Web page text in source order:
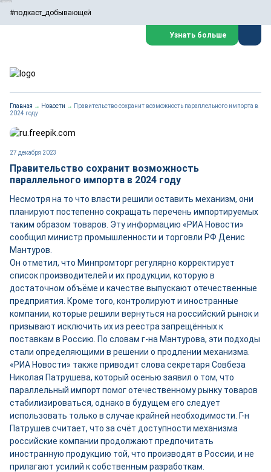
#подкаст_добывающей
Узнать больше
Главная → Новости → Правительство сохранит возможность параллельного импорта в
2024 году
27 декабря 2023
Правительство сохранит возможность
параллельного импорта в 2024 году
Несмотря на то что власти решили оставить механизм, они
планируют постепенно сокращать перечень импортируемых
таким образом товаров. Эту информацию «РИА Новости»
сообщил министр промышленности и торговли РФ Денис
Мантуров.
Он отметил, что Минпромторг регулярно корректирует
список производителей и их продукции, которую в
достаточном объёме и качестве выпускают отечественные
предприятия. Кроме того, контролируют и иностранные
компании, которые решили вернуться на российский рынок и
призывают исключить их из реестра запрещённых к
поставкам в Россию. По словам г-на Мантурова, эти подходы
стали определяющими в решении о продлении механизма.
«РИА Новости» также приводит слова секретаря Совбеза
Николая Патрушева, который осенью заявил о том, что
параллельный импорт помог отечественному рынку товаров
стабилизироваться, однако в будущем его следует
использовать только в случае крайней необходимости. Г-н
Патрушев считает, что за счёт доступности механизма
российские компании продолжают предпочитать
иностранную продукцию той, что производят в России, и не
прилагают усилий к собственным разработкам.